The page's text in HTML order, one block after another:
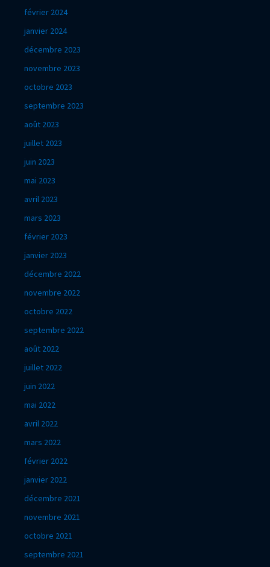
février 2024
janvier 2024
décembre 2023
novembre 2023
octobre 2023
septembre 2023
août 2023
juillet 2023
juin 2023
mai 2023
avril 2023
mars 2023
février 2023
janvier 2023
décembre 2022
novembre 2022
octobre 2022
septembre 2022
août 2022
juillet 2022
juin 2022
mai 2022
avril 2022
mars 2022
février 2022
janvier 2022
décembre 2021
novembre 2021
octobre 2021
septembre 2021